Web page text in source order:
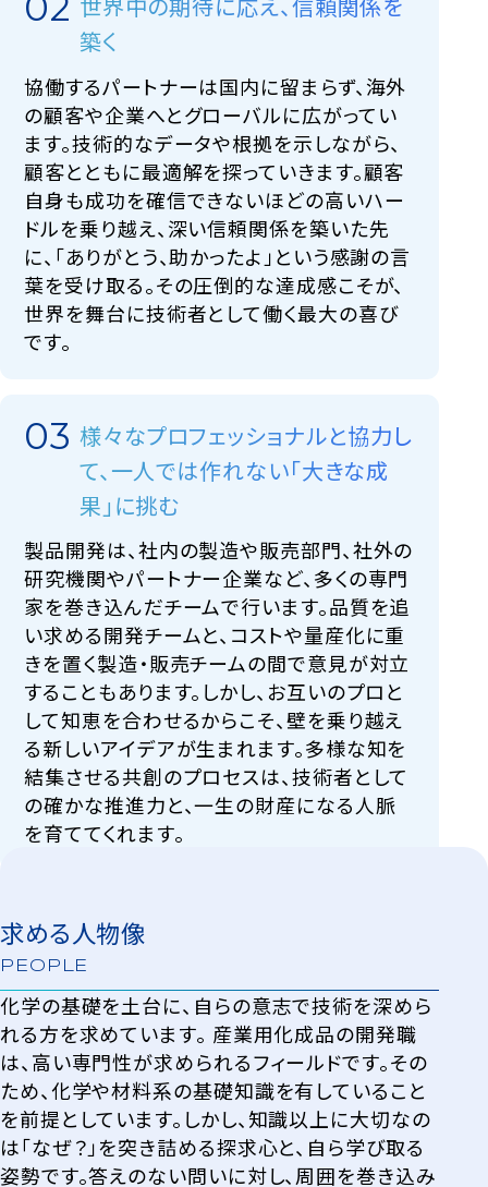
世界中の期待に応え、信頼関係を
築く
協働するパートナーは国内に留まらず、海外
の顧客や企業へとグローバルに広がってい
ます。技術的なデータや根拠を示しながら、
顧客とともに最適解を探っていきます。顧客
自身も成功を確信できないほどの高いハー
ドルを乗り越え、深い信頼関係を築いた先
に、「ありがとう、助かったよ」という感謝の言
葉を受け取る。その圧倒的な達成感こそが、
世界を舞台に技術者として働く最大の喜び
です。
様々なプロフェッショナルと協力し
て、一人では作れない「大きな成
果」に挑む
製品開発は、社内の製造や販売部門、社外の
研究機関やパートナー企業など、多くの専門
家を巻き込んだチームで行います。品質を追
い求める開発チームと、コストや量産化に重
きを置く製造・販売チームの間で意見が対立
することもあります。しかし、お互いのプロと
して知恵を合わせるからこそ、壁を乗り越え
る新しいアイデアが生まれます。多様な知を
結集させる共創のプロセスは、技術者として
の確かな推進力と、一生の財産になる人脈
を育ててくれます。
求める人物像
PEOPLE
化学の基礎を土台に、自らの意志で技術を深めら
れる方を求めています。 産業用化成品の開発職
は、高い専門性が求められるフィールドです。その
ため、化学や材料系の基礎知識を有していること
を前提としています。しかし、知識以上に大切なの
は「なぜ？」を突き詰める探求心と、自ら学び取る
姿勢です。答えのない問いに対し、周囲を巻き込み